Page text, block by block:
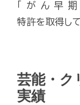
「がん早
特許を取得して
芸能・ク
実績